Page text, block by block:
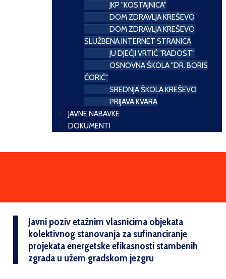
JKP "KOSTAJNICA"
DOM ZDRAVLJA KREŠEVO
DOM ZDRAVLJA KREŠEVO
SLUŽBENA INTERNET STRANICA
JU DJEČJI VRTIĆ "RADOST"
OSNOVNA ŠKOLA "DR. BORIS
ĆORIĆ"
SREDNJA ŠKOLA KREŠEVO
PRIJAVA KVARA
JAVNE NABAVKE
DOKUMENTI
Javni poziv etažnim vlasnicima objekata
kolektivnog stanovanja za sufinanciranje
projekata energetske efikasnosti stambenih
zgrada u užem gradskom jezgru